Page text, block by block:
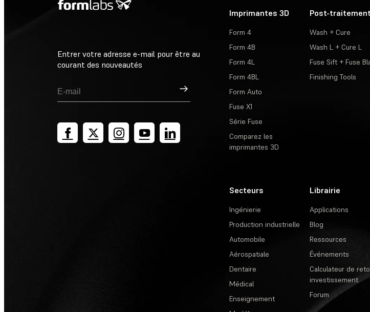
Entrer votre adresse e-mail pour être au
courant des nouveautés
Inscription
Imprimantes 3D
Form 4
Form 4B
Form 4L
Form 4BL
Form Auto
Fuse X1
Série Fuse
Comparez les
imprimantes 3D
Post-traitement
Wash + Cure
Wash L + Cure L
Fuse Sift + Fuse
Finishing Tools
Secteurs
Ingénierie
Production industrielle
Automobile
Aérospatiale
Dentaire
Médical
Enseignement
Librairie
Applications
Blog
Ressources
Événements
Calculateur de
investissement
Forum